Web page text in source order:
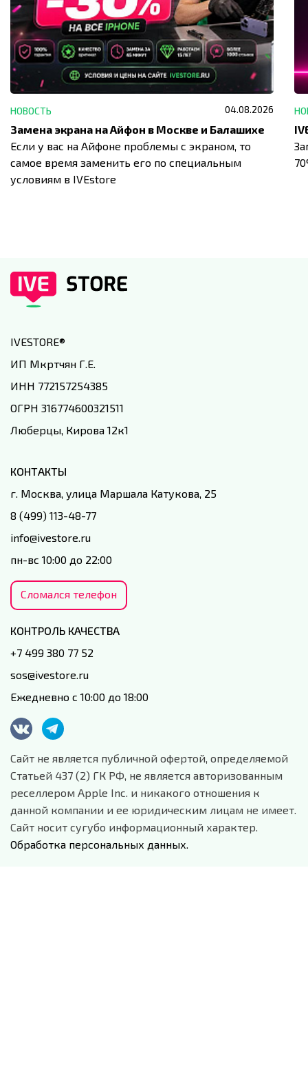
НОВОСТЬ 04.08.2026
Замена экрана на Айфон в Москве и Балашихе
Если у вас на Айфоне проблемы с экраном, то
самое время заменить его по специальным
условиям в IVEstore
IVESTORE®
ИП Мкртчян Г.Е.
ИНН 772157254385
ОГРН 316774600321511
Люберцы, Кирова 12к1
КОНТАКТЫ
г. Москва, улица Маршала Катукова, 25
8 (499) 113-48-77
info@ivestore.ru
пн-вс 10:00 до 22:00
Сломался телефон
КОНТРОЛЬ КАЧЕСТВА
+7 499 380 77 52
sos@ivestore.ru
Ежедневно с 10:00 до 18:00
Сайт не является публичной офертой, определяемой
Статьей 437 (2) ГК РФ, не является авторизованным
реселлером Apple Inc. и никакого отношения к
данной компании и ее юридическим лицам не имеет.
Сайт носит сугубо информационный характер.
Обработка персональных данных.